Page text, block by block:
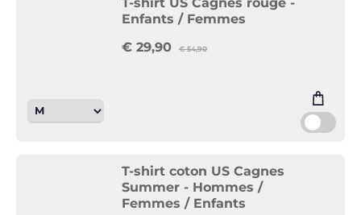
Enfants / Femmes
€ 29,90 €54,90
T-shirt coton US Cagnes
Summer - Hommes /
Femmes / Enfants